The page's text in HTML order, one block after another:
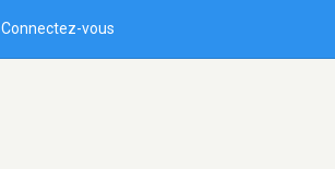
Connectez-vous